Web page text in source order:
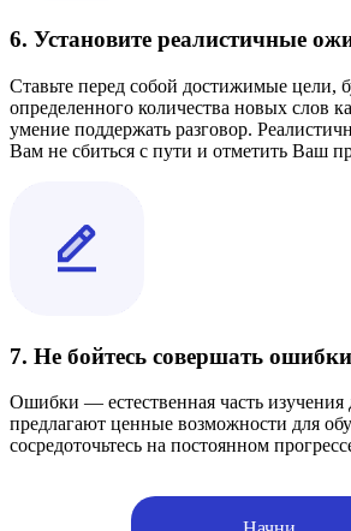
6. Установите реалистичные
Ставьте перед собой достижимые цели,
определенного количества новых слов
умение поддержать разговор.
Вам не сбиться с пути и отметить Ваш
7. Не бойтесь совершать ошибки
Ошибки — естественная часть изучения
предлагают ценные возможности для
сосредоточьтесь на постоянном